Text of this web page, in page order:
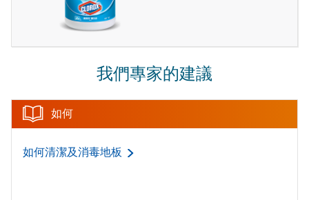
我們專家的建議
如何
如何清潔及消毒地板